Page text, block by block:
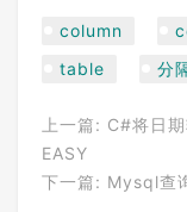
column
table
分
上一篇: C#将日
EASY
下一篇: Mysql查